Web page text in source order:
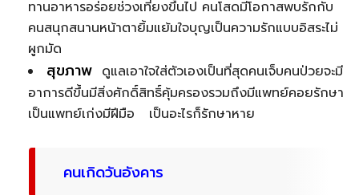
ทานอาหารอร่อยช่วงเที่ยงขึ้นไป คนโสดมีโอกาสพบรักกับ
คนสนุกสนานหน้าตายิ้มแย้มใจบุญเป็นความรักแบบอิสระไม่
ผูกมัด
สุขภาพ ดูแลเอาใจใส่ตัวเองเป็นที่สุดคนเจ็บคนป่วยจะมี
อาการดีขึ้นมีสิ่งศักดิ์สิทธิ์คุ้มครองรวมถึงมีแพทย์คอยรักษา
เป็นแพทย์เก่งมีฝีมือ เป็นอะไรก็รักษาหาย
คนเกิดวันอังคาร